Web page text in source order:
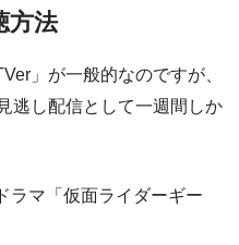
方法
」が一般的なのですが、
逃し配信として一週間しか
ラマ「仮面ライダーギー